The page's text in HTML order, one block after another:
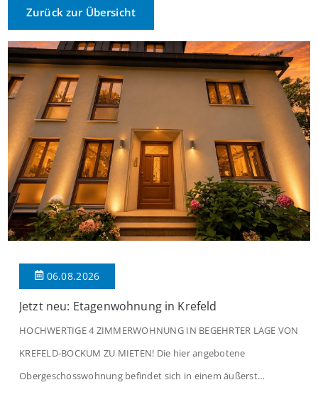
Zurück zur Übersicht
06.08.2026
Jetzt neu: Etagenwohnung in Krefeld
HOCHWERTIGE 4 ZIMMERWOHNUNG IN BEGEHRTER LAGE VON
KREFELD-BOCKUM ZU MIETEN! Die hier angebotene
Obergeschosswohnung befindet sich in einem äußerst